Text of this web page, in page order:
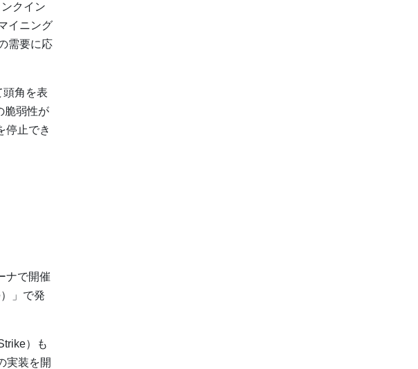
クイン
イニング
需要に応
頭角を表
脆弱性が
停止でき
ナで開催
」で発
）も
実装を開